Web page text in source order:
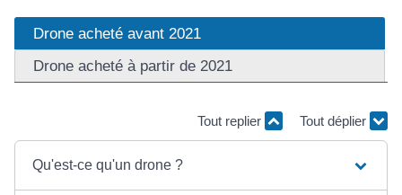
Drone acheté avant 2021
Drone acheté à partir de 2021
Tout replier Tout déplier
Qu'est-ce qu'un drone ?